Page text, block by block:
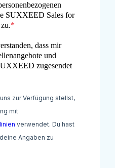
SUXXEED Sales for
*
dass mir
und
zugesendet
zur Verfügung stellst,
mit
verwendet. Du hast
Angaben zu